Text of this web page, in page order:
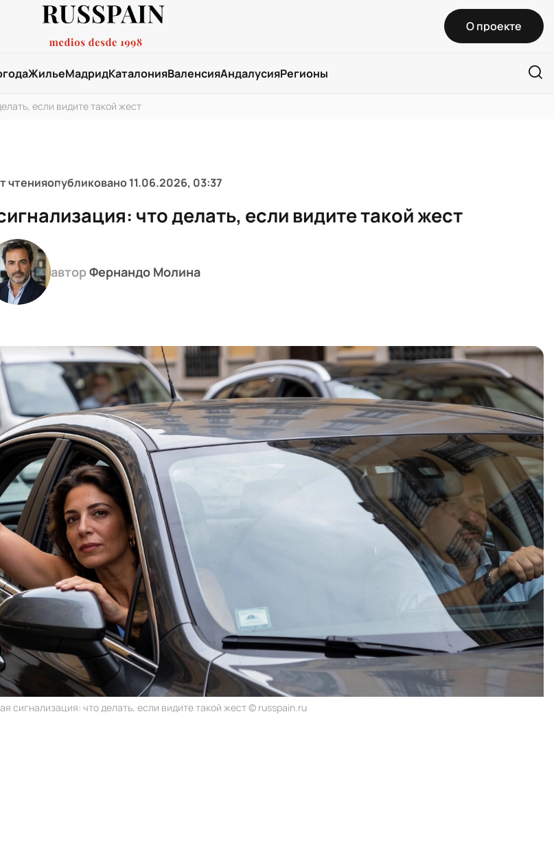
О проекте
ЖильеМадридКаталонияВаленсияАндалусияРегионы
если видите такой жест
чтенияопубликовано11.06.2026, 03:37
что делать, если видите такой жест
авторФернандо Молина
сигнализация: что делать, если видите такой жест © russpain.ru